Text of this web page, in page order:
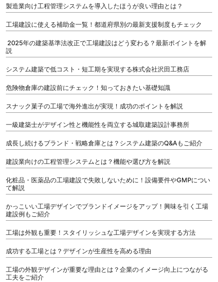
製造業向け工程管理システムを導入したほうが良い理由とは？
工場建設に使える補助金一覧！都道府県別の最新支援制度もチェック
2025年の建築基準法改正で工場建設はどう変わる？最新ポイントを解
説
システム建築で低コスト・短工期を実現する株式会社沢田工務店
危険物倉庫の建設前にチェック！知っておきたい基礎知識
スナック菓子の工場で海外進出が実現！成功のポイントを解説
一級建築士がデザイン性と機能性を両立する城取建築設計事務所
成長し続けるブランド・戦略倉庫とは？システム建築のQ&Aもご紹介
建設業向けの工程管理システムとは？機能や選び方を解説
化粧品・医薬品の工場建設で失敗しないために！設備要件やGMPについ
て解説
かっこいい工場デザインでブランドイメージをアップ！興味を引く工場
建設例もご紹介
工場は外観も重要！スタイリッシュな工場デザインを実現する方法
成功する工場とは？デザインが生産性を高める理由
工場の外観デザインが重要な理由とは？企業のイメージ向上につながる
工夫をご紹介